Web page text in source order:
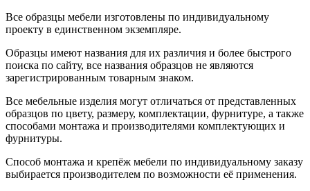
Все образцы мебели изготовлены по индивидуальному
проекту в единственном экземпляре.
Образцы имеют названия для их различия и более быстрого
поиска по сайту, все названия образцов не являются
зарегистрированным товарным знаком.
Все мебельные изделия могут отличаться от представленных
образцов по цвету, размеру, комплектации, фурнитуре, а также
способами монтажа и производителями комплектующих и
фурнитуры.
Способ монтажа и крепёж мебели по индивидуальному заказу
выбирается производителем по возможности её применения.